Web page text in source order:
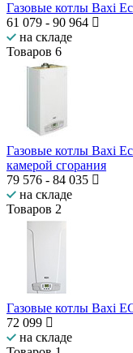
Газовые котлы Baxi
61 079 - 90 964
на складе
Товаров 6
Газовые котлы Baxi
камерой сгорания
79 576 - 84 035
на складе
Товаров 2
Газовые котлы Baxi
72 099
на складе